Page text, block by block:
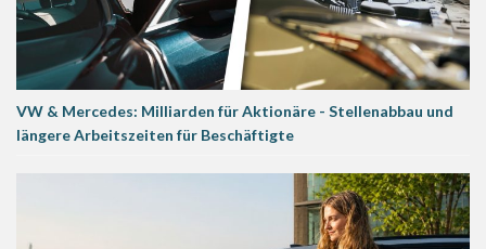
VW & Mercedes: Milliarden für Aktionäre - Stellenabbau und
längere Arbeitszeiten für Beschäftigte